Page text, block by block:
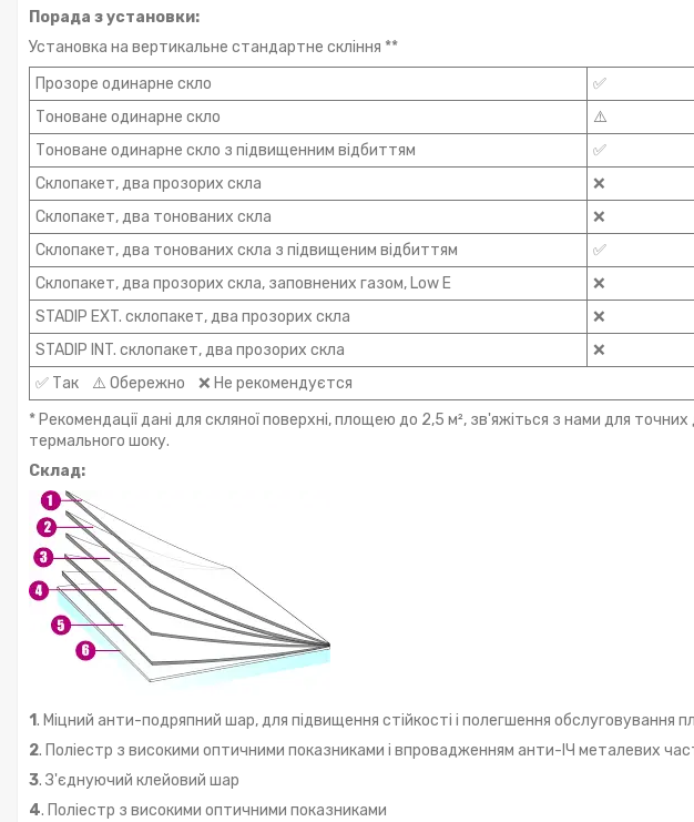
Порада з установки:
Установка на вертикальне стандартне скління **
Прозоре одинарне скло
✅
Тоноване одинарне скло
⚠️
Тоноване одинарне скло з підвищенним відбиттям
✅
Склопакет, два прозорих скла
❌
Склопакет, два тонованих скла
❌
Склопакет, два тонованих скла з підвищеним відбиттям
✅
Склопакет, два прозорих скла, заповнених газом, Low E
❌
STADIP EXT. склопакет, два прозорих скла
❌
STADIP INT. склопакет, два прозорих скла
❌
✅ Так ⚠️ Обережно ❌ Не рекомендуєтся
* Рекомендації дані для скляної поверхні, площею до 2,5 м², зв'яжіться з нами для
термального шоку.
Склад:
1. Міцний анти-подряпний шар, для підвищення стійкості і полегшення обслуговування
2. Поліестр з високими оптичними показниками і впровадженням анти-ІЧ металевих
3. З'єднуючий клейовий шар
4. Поліестр з високими оптичними показниками